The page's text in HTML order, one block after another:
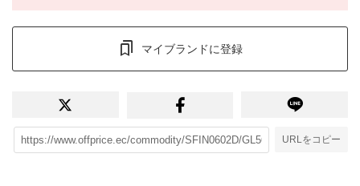
マイブランドに登録
URLをコピー